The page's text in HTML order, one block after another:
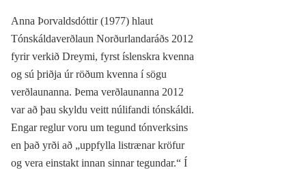
Anna Þorvaldsdóttir (1977) hlaut
Tónskáldaverðlaun Norðurlandaráðs 2012
fyrir verkið Dreymi, fyrst íslenskra kvenna
og sú þriðja úr röðum kvenna í sögu
verðlaunanna. Þema verðlaunanna 2012
var að þau skyldu veitt núlifandi tónskáldi.
Engar reglur voru um tegund tónverksins
en það yrði að „uppfylla listrænar kröfur
og vera einstakt innan sinnar tegundar.“ Í